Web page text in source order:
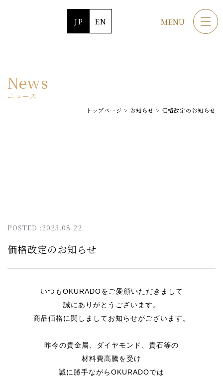
JP EN MENU
News
ニュース
トップページ > お知らせ > 価格改定のお知らせ
POSTED :2023.08.22
価格改定のお知らせ
いつもOKURADOをご愛顧いただきまして
誠にありがとうございます。
商品価格に関しましてお知らせがございます。
昨今の貴金属、ダイヤモンド、貴石等の
材料費高騰を受け
誠に勝手ながらOKURADOでは